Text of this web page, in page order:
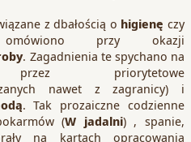
z dbałością o higienęczy
omówiono przy okazji
. Zagadnienia te spychano na
priorytetowe
nawet z zagranicy) i
. Tak prozaiczne codzienne
(W jadalni) , spanie,
na kartach opracowania